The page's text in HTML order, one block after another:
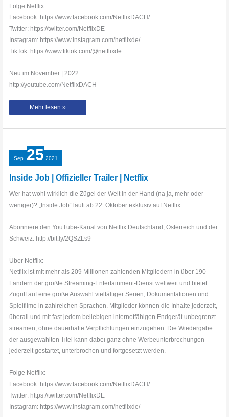
Folge Netflix:
Facebook: https://www.facebook.com/NetflixDACH/
Twitter: https://twitter.com/NetflixDE
Instagram: https://www.instagram.com/netflixde/
TikTok: https://www.tiktok.com/@netflixde
Neu im November | 2022
http://youtube.com/NetflixDACH
Neu
November
2022
Mehr lesen »
Sep. 25 2021
Inside Job | Offizieller Trailer | Netflix
Wer hat wohl wirklich die Zügel der Welt in der Hand (na ja, mehr oder
weniger)? „Inside Job“ läuft ab 22. Oktober exklusiv auf Netflix.
Abonniere den YouTube-Kanal von Netflix Deutschland, Österreich und der
Schweiz: http://bit.ly/2QSZLs9
Über Netflix:
Netflix ist mit mehr als 209 Millionen zahlenden Mitgliedern in über 190
Ländern der größte Streaming-Entertainment-Dienst weltweit und bietet
Zugriff auf eine große Auswahl vielfältiger Serien, Dokumentationen und
Spielfilme in zahlreichen Sprachen. Mitglieder können die Inhalte jederzeit,
überall und mit fast jedem beliebigen internetfähigen Endgerät unbegrenzt
streamen, ohne dauerhafte Verpflichtungen einzugehen. Die Wiedergabe
der ausgewählten Titel kann dabei ganz ohne Werbeunterbrechungen
jederzeit gestartet, unterbrochen und fortgesetzt werden.
Folge Netflix:
Facebook: https://www.facebook.com/NetflixDACH/
Twitter: https://twitter.com/NetflixDE
Instagram: https://www.instagram.com/netflixde/